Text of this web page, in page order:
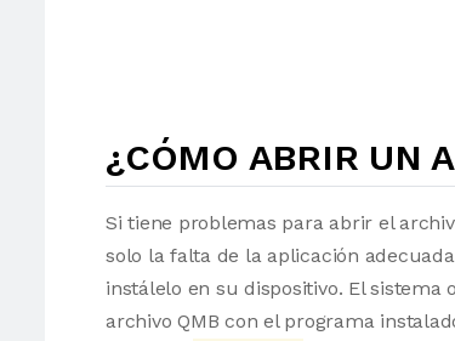
¿CÓMO ABRIR UN
Si tiene problemas para abrir el
solo la falta de la aplicación
instálelo en su dispositivo. El
archivo QMB con el programa